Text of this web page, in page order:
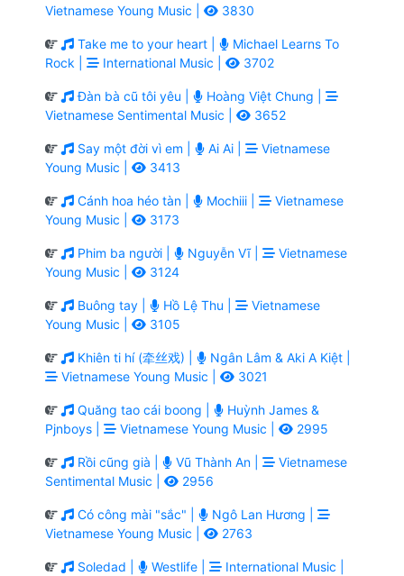
Vietnamese Young Music |
3830
Take me to your heart |
Michael Learns To
Rock |
International Music | 3702
Đàn bà cũ tôi yêu |
Hoàng Việt Chung |
Vietnamese Sentimental Music |
3652
Say một đời vì em | Ai Ai |
Vietnamese
Young Music |
3413
Cánh hoa héo tàn | Mochiii |
Vietnamese
Young Music |
3173
Phim ba người | Nguyễn Vĩ |
Vietnamese
Young Music |
3124
Buông tay | Hồ Lệ Thu |
Vietnamese
Young Music |
3105
Khiên ti hí (牵丝戏) |
Ngân Lâm & Aki A Kiệt |
Vietnamese Young Music |
3021
Quăng tao cái boong |
Huỳnh James &
Pjnboys |
Vietnamese Young Music | 2995
Rồi cũng già | Vũ Thành An |
Vietnamese
Sentimental Music |
2956
Có công mài "sắc" |
Ngô Lan Hương |
Vietnamese Young Music |
2763
Soledad | Westlife |
International Music |